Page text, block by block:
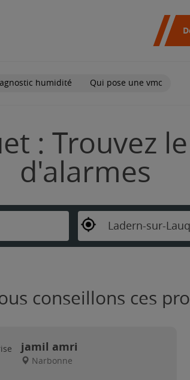
humidité Qui pose une vmc
: Trouvez
d'alarmes
Ladern-sur-
conseillons ces
jamil amri
Narbonne